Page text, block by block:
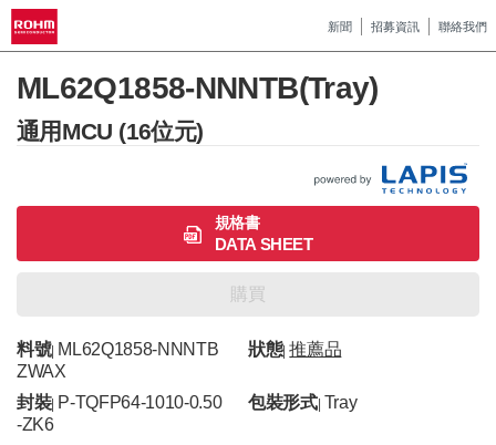
新聞 招募資訊 聯絡我們
ML62Q1858-NNNTB(Tray)
通用MCU (16位元)
規格書
DATA SHEET
購買
料號| ML62Q1858-NNNTB
ZWAX
狀態|推薦品
封裝| P-TQFP64-1010-0.50
-ZK6
包裝形式| Tray